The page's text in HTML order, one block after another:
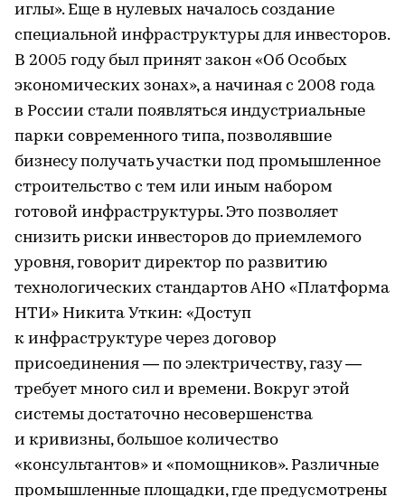
иглы». Еще в нулевых началось создание
специальной инфраструктуры для инвесторов.
В 2005 году был принят закон «Об Особых
экономических зонах», а начиная с 2008 года
в России стали появляться индустриальные
парки современного типа, позволявшие
бизнесу получать участки под промышленное
строительство с тем или иным набором
готовой инфраструктуры. Это позволяет
снизить риски инвесторов до приемлемого
уровня, говорит директор по развитию
технологических стандартов АНО «Платформа
НТИ» Никита Уткин: «Доступ
к инфраструктуре через договор
присоединения — по электричеству, газу —
требует много сил и времени. Вокруг этой
системы достаточно несовершенства
и кривизны, большое количество
«консультантов» и «помощников». Различные
промышленные площадки, где предусмотрены